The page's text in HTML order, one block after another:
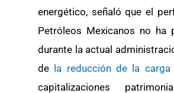
energético, señaló que el
Petróleos Mexicanos no ha
durante la actual
de
la reducción de la carga
capitalizaciones